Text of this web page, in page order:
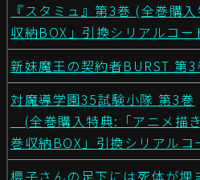
『スタミュ』第3巻 (全巻購
収納BOX」引換シリアルコー
新妹魔王の契約者BURST 第3
対魔導学園35試験小隊 第3巻
(全巻購入特典:「アニメ描
巻収納BOX」引換シリアルコ